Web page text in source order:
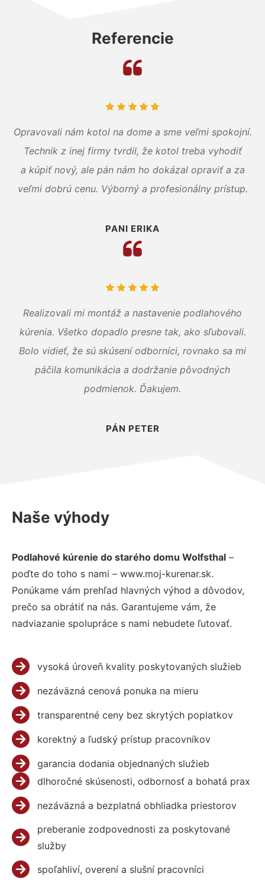
Referencie
Opravovali nám kotol na dome a sme veľmi spokojní.
Technik z inej firmy tvrdil, že kotol treba vyhodiť
a kúpiť nový, ale pán nám ho dokázal opraviť a za
veľmi dobrú cenu. Výborný a profesionálny prístup.
PANI ERIKA
Realizovali mi montáž a nastavenie podlahového
kúrenia. Všetko dopadlo presne tak, ako sľubovali.
Bolo vidieť, že sú skúsení odborníci, rovnako sa mi
páčila komunikácia a dodržanie pôvodných
podmienok. Ďakujem.
PÁN PETER
Naše výhody
Podlahové kúrenie do starého domu Wolfsthal –
poďte do toho s nami – www.moj-kurenar.sk.
Ponúkame vám prehľad hlavných výhod a dôvodov,
prečo sa obrátiť na nás. Garantujeme vám, že
nadviazanie spolupráce s nami nebudete ľutovať.
vysoká úroveň kvality poskytovaných služieb
nezáväzná cenová ponuka na mieru
transparentné ceny bez skrytých poplatkov
korektný a ľudský prístup pracovníkov
garancia dodania objednaných služieb
dlhoročné skúsenosti, odbornosť a bohatá prax
nezáväzná a bezplatná obhliadka priestorov
preberanie zodpovednosti za poskytované
služby
spoľahliví, overení a slušní pracovníci